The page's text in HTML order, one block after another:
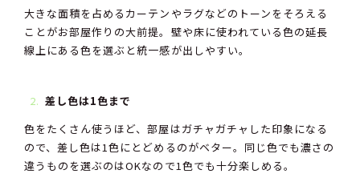
大きな面積を占めるカーテンやラグなどのトーンをそろえる
ことがお部屋作りの大前提。壁や床に使われている色の延長
線上にある色を選ぶと統一感が出しやすい。
差し色は1色まで
色をたくさん使うほど、部屋はガチャガチャした印象になる
ので、差し色は1色にとどめるのがベター。同じ色でも濃さの
違うものを選ぶのはOKなので1色でも十分楽しめる。